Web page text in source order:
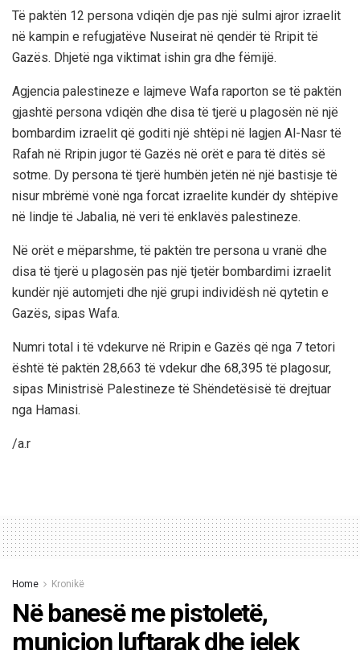
Të paktën 12 persona vdiqën dje pas një sulmi ajror izraelit
në kampin e refugjatëve Nuseirat në qendër të Rripit të
Gazës. Dhjetë nga viktimat ishin gra dhe fëmijë.
Agjencia palestineze e lajmeve Wafa raporton se të paktën
gjashtë persona vdiqën dhe disa të tjerë u plagosën në një
bombardim izraelit që goditi një shtëpi në lagjen Al-Nasr të
Rafah në Rripin jugor të Gazës në orët e para të ditës së
sotme. Dy persona të tjerë humbën jetën në një bastisje të
nisur mbrëmë vonë nga forcat izraelite kundër dy shtëpive
në lindje të Jabalia, në veri të enklavës palestineze.
Në orët e mëparshme, të paktën tre persona u vranë dhe
disa të tjerë u plagosën pas një tjetër bombardimi izraelit
kundër një automjeti dhe një grupi individësh në qytetin e
Gazës, sipas Wafa.
Numri total i të vdekurve në Rripin e Gazës që nga 7 tetori
është të paktën 28,663 të vdekur dhe 68,395 të plagosur,
sipas Ministrisë Palestineze të Shëndetësisë të drejtuar
nga Hamasi.
/a.r
Home Kronikë
Në banesë me pistoletë,
municion luftarak dhe jelek